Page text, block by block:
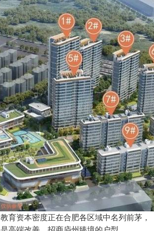
育资本密度正在合肥各区域中名列前茅，